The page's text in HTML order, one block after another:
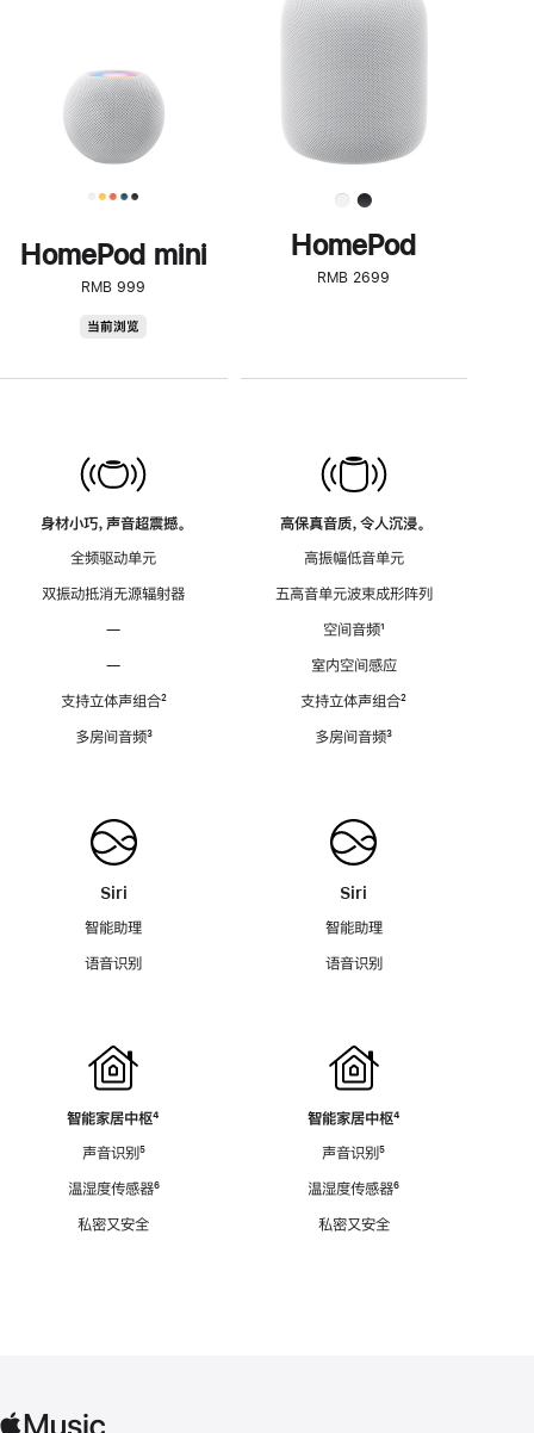
HomePod mini
RMB 999
当前浏览
身材小巧，声音超震撼。
全频驱动单元
双振动抵消无源辐射器
—
—
支持立体声组合脚
²
多房间音频脚
³
Siri
智能助理
语音识别
智能家居中枢脚
⁴
声音识别脚
⁵
温湿度传感器脚
⁶
私密又安全
了
解
HomePod<
HomePod
RMB 2699
高保真音质，令人沉浸。
高振幅低音单元
五高音单元波束成形阵列
空间音频脚
¹
室内空间感应
支持立体声组合脚
²
多房间音频脚
³
Siri
智能助理
语音识别
智能家居中枢脚
⁴
声音识别脚
⁵
温湿度传感器脚
⁶
私密又安全